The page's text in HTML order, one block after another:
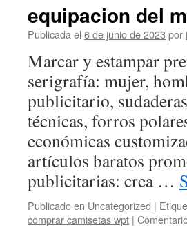
equipacion del
Publicada el 6 de junio de 2023 por
Marcar y estampar
serigrafía: mujer,
publicitario,
técnicas, forros
económicas
artículos baratos
publicitarias: crea …
Publicado en Uncategorized |
comprar camisetas wpt |